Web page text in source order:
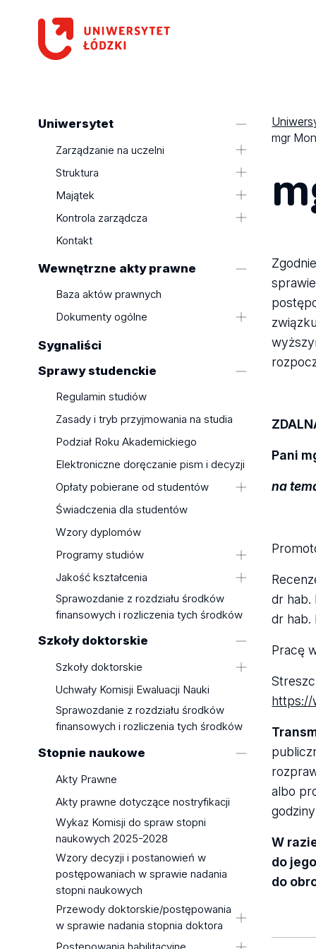
Uniwersytet
Zarządzanie na uczelni
Kolegium Rektorskie
Rada Uczelni
Struktura
Wydziały
Kolegia UŁ ds. nauki
Majątek
Mienie uczelni
Finanse Uczelni
Kontrola zarządcza
Oświadczenia o stanie kontroli
Plan działalności uczelni w danym
roku
działalności
Kontakt
Wewnętrzne akty prawne
Baza aktów prawnych
Dokumenty ogólne
Dekret o utworzeniu
Strategia
Regulamin zarządzania prawami
autorskimi
infrastruktury badawczej
Standardy Ochrony Małoletnich
Uchwały Uczelnianej Komisji
Wyborczej
Uczelnianej Komisji Wyborczej
Sygnaliści
Sprawy studenckie
Regulamin studiów
Zasady i tryb przyjmowania na studia
Podział Roku Akademickiego
Elektroniczne doręczanie pism i decyzji
Opłaty pobierane od studentów
Wysokość opłat za usługi
2026/2027
Wysokość opłat za usługi
edukacyjne w roku akademickim
Zasady pobierania opłat
dokumentów
The amount of fees for educational
2024/2025
Rules for collection fees
authentication of documents
Świadczenia dla studentów
Wzory dyplomów
Programy studiów
Wydział Biologii i Ochrony
Wydział Chemii
Socjologiczny
Wydział Filologiczny
Wydział Filozoficzno-Historyczny
Wydział Fizyki i Informatyki
Stosowanej
Wydział Nauk Geograficznych
Wydział Nauk o Wychowaniu
Wydział Prawa i Administracji
Wydział Studiów
Międzynarodowych i
Politologicznych
Wydział Zarządzania
Filia Uniwersytetu Łódzkiego w
Tomaszowie Mazowieckim
Jakość kształcenia
Uchwała PKA dotycząca oceny
programowej lub oceny
z uzasadnieniem
Sprawozdanie z rozdziału środków
finansowych i rozliczenia tych środków
Szkoły doktorskie
Szkoły doktorskie
Szkoła Doktorska Nauk
Humanistycznych
Szkoła Doktorska BioMedChem
Polskiej Akademii Nauk w Łodzi
Szkoła Doktorska Nauk
Szkoła Doktorska Nauk Ścisłych i
Przyrodniczych
Zasady i tryb przyjmowania do
szkoły doktorskiej
Wzory dokumentów związanych ze
sprawowaniem funkcji promotora w
szkołach doktorskich Uniwersytetu
Łódzkiego
Uchwały Komisji Ewaluacji Nauki
Sprawozdanie z rozdziału środków
finansowych i rozliczenia tych środków
Stopnie naukowe
Akty Prawne
Akty prawne dotyczące nostryfikacji
Wykaz Komisji do spraw stopni
naukowych 2025-2028
Wzory decyzji i postanowień w
postępowaniach w sprawie nadania
stopni naukowych
Przewody doktorskie/postępowania
w sprawie nadania stopnia doktora
mgr Jakub Fabiś
mgr
Pani
na
dr hab.
dr hab.
Pracę
https://
albo
W
do
do